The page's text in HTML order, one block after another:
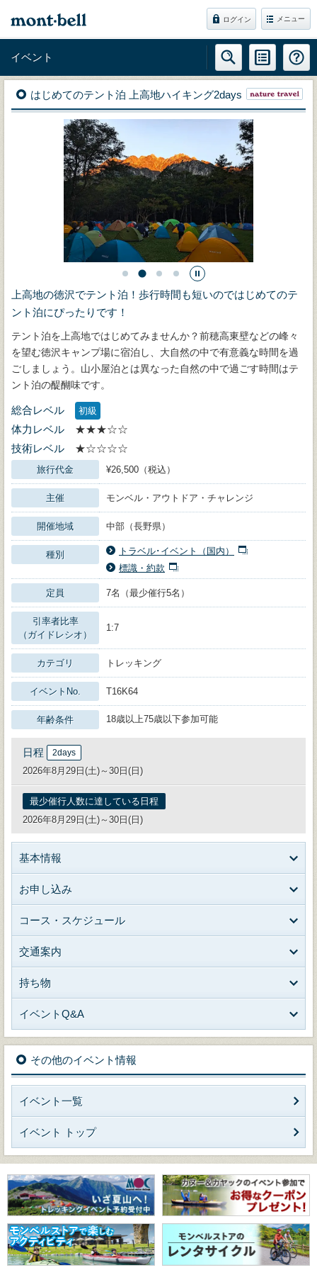
ログイン メニュー
イベント
はじめてのテント泊 上高地ハイキング2days
上高地の徳沢でテント泊！歩行時間も短いのではじめてのテ
ント泊にぴったりです！
テント泊を上高地ではじめてみませんか？前穂高東壁などの峰々
を望む徳沢キャンプ場に宿泊し、大自然の中で有意義な時間を過
ごしましょう。山小屋泊とは異なった自然の中で過ごす時間はテ
ント泊の醍醐味です。
総合レベル 初級
体力レベル
★★★☆☆
技術レベル
★☆☆☆☆
旅行代金 ¥26,500（税込）
主催 モンベル・アウトドア・チャレンジ
開催地域 中部（長野県）
種別
トラベル･イベント（国内）
標識・約款
定員 7名（最少催行5名）
引率者比率
（ガイドレシオ）
1:7
カテゴリ トレッキング
イベントNo. T16K64
年齢条件 18歳以上75歳以下参加可能
日程 2days
2026年8月29日(土)～30日(日)
最少催行人数に達している日程
2026年8月29日(土)～30日(日)
基本情報
お申し込み
コース・スケジュール
交通案内
持ち物
イベントQ&A
その他のイベント情報
イベント一覧
イベント トップ